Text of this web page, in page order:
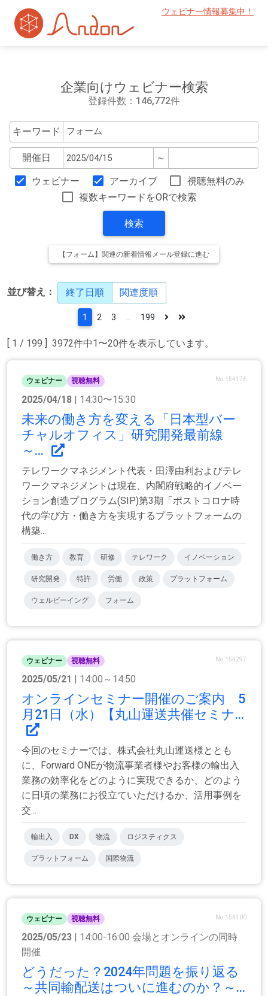
ウェビナー情報募集中！
企業向けウェビナー検索
登録件数：146,772件
キーワード
開催日 ～
ウェビナー アーカイブ
視聴無料のみ
複数キーワードをORで検索
検索
【フォーム】関連の新着情報メール登録に進む
並び替え： 終了日順 関連度順
[ 1 / 199 ] 3972件中1〜20件を表示しています。
1 2 3 199
ウェビナー 視聴無料 No.154176
2025/04/18 | 14:30〜15:30
未来の働き方を変える「日本型バー
チャルオフィス」研究開発最前線
～...
テレワークマネジメント代表・田澤由利およびテレ
ワークマネジメントは現在、内閣府戦略的イノベー
ション創造プログラム(SIP)第3期「ポストコロナ時
代の学び方・働き方を実現するプラットフォームの
構築...
働き方 教育 研修 テレワーク イノベーション
研究開発 特許 労働 政策 プラットフォーム
ウェルビーイング フォーム
ウェビナー 視聴無料 No.154297
2025/05/21 | 14:00～14:50
オンラインセミナー開催のご案内 5
月21日（水）【丸山運送共催セミナ...
今回のセミナーでは、株式会社丸山運送様ととも
に、Forward ONEが物流事業者様やお客様の輸出入
業務の効率化をどのように実現できるか、どのよう
に日頃の業務にお役立ていただけるか、活用事例を
交...
輸出入 DX 物流 ロジスティクス
プラットフォーム 国際物流
ウェビナー 視聴無料 No.154300
2025/05/23 | 14:00-16:00 会場とオンラインの同時
開催
どうだった？2024年問題を振り返る
～共同輸配送はついに進むのか？～...